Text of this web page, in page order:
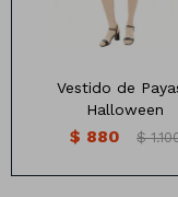
Vestido de
Halloween
$ 880 $